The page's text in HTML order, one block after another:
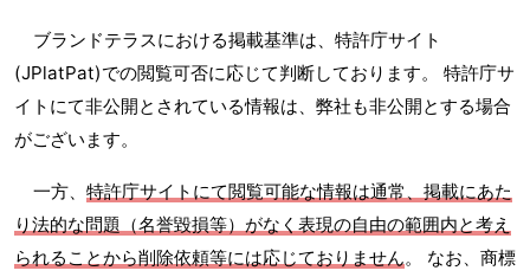
ブランドテラスにおける掲載基準は、特許庁サイト
(JPlatPat)での閲覧可否に応じて判断しております。 特許庁サ
イトにて非公開とされている情報は、弊社も非公開とする場合
がございます。
一方、 特許庁サイトにて閲覧可能な情報は通常、掲載にあた
り法的な問題（名誉毀損等）がなく表現の自由の範囲内と考え
られることから削除依頼等には応じておりません。 なお、商標